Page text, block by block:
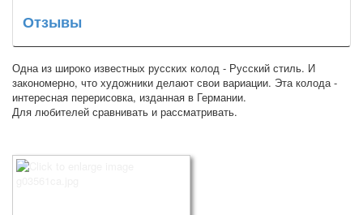
Отзывы
Одна из широко известных русских колод - Русский стиль. И
закономерно, что художники делают свои вариации. Эта колода -
интересная перерисовка, изданная в Германии.
Для любителей сравнивать и рассматривать.